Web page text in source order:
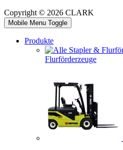
Copyright © 2026 CLARK
Mobile Menu Toggle
Produkte
Flurförderzeuge